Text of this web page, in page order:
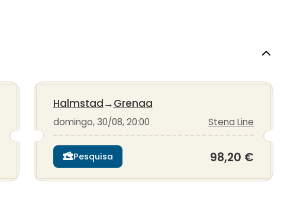
Halmstad→Grenaa
domingo, 30/08, 20:00 Stena Line
Pesquisa 98,20 €